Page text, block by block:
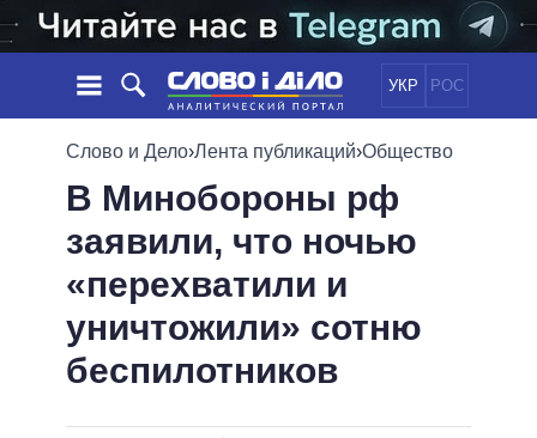
УКР РОС
НОВОСТИ
ЛЕНТА
СОБЫТИЯ
СТАТЬИ
МНЕНИЯ
ОБЗОРЫ
ДАЙДЖЕСТЫ
ПОЛИТИКА
ЭКОНОМИКА
ОБЩЕСТВО
ОБЕЩАНИЯ
ПОЛИТИКИ
ВСЕ ПОЛИТИКИ
ПРЕЗИДЕНТ И ОФИС
ВЕРХОВНАЯ РАДА
ВИДЕО
Слово и Дело›Лента публикаций›Общество
В Минобороны рф
заявили, что ночью
«перехватили и
уничтожили» сотню
беспилотников